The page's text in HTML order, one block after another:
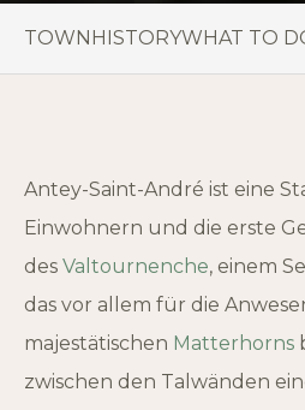
TOWNHISTORYWHAT TO
Antey-Saint-André ist eine
Einwohnern und die erste
des Valtournenche, einem
das vor allem für die
majestätischen Matterhorns
zwischen den Talwänden